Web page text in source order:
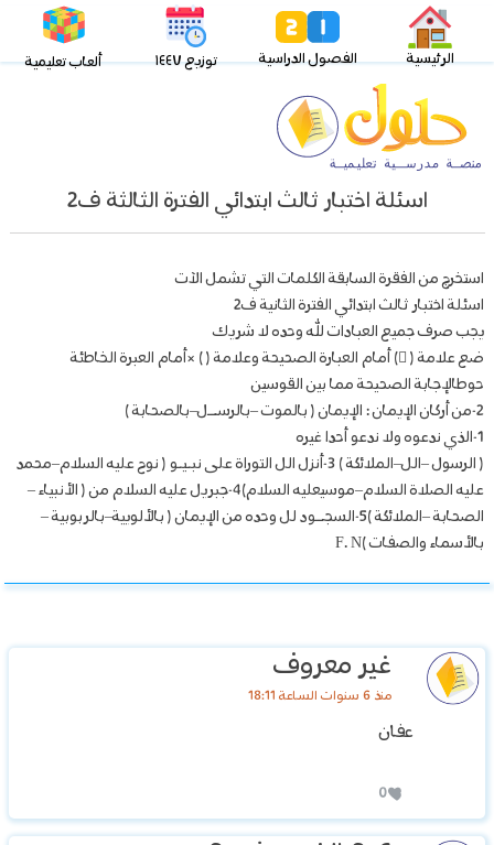
الرئيسية الفصول الدراسية توزيع ١٤٤٧ ألعاب تعليمية
اسئلة اختبار ثالث ابتدائي الفترة الثالثة ف2
استخرج من الفقرة السابقة الكلمات التي تشمل الآت
اسئلة اختبار ثالث ابتدائي الفترة الثانية ف2
يجب صرف جميع العبادات لله وحده لا شريك
ضع علامة ( ) أمام العبارة الصحيحة وعلامة ( ) ×أمام العبرة الخاطئة
حوطالإجابة الصحيحة مما بين القوسين
2-من أركان الإيمان : الإيمان ( بالموت –بالرســل–بالصحابة )
1-الذي ندعوه ولا ندعو أحدا غيره
( الرسول –الل–الملائكة ) 3-أنزل الل التوراة على نبـيـو ( نوح عليه السلام–محمد
عليه الصلاة السلام–موسىعليه السلام)4-جبريل عليه السلام من ( الأنبياء –
الصحابة –الملائكة )5-السجــود لل وحده من الإيمان ( بالألوىية–بالربوبية –
بالأسماء والصفات )F. N
غير معروف
منذ 6 سنوات الساعة 18:11
عفان
0